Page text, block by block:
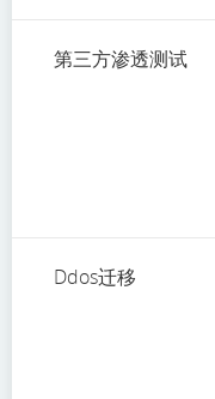
第三方渗透测试
Ddos迁移